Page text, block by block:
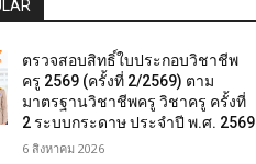
ตรวจสอบสิทธิ์ใบประกอบวิชาชีพ
ครู 2569 (ครั้งที่ 2/2569) ตาม
มาตรฐานวิชาชีพครู วิชาครู ครั้งที่
2 ระบบกระดาษ ประจำปี พ.ศ. 2569
6 สิงหาคม 2026